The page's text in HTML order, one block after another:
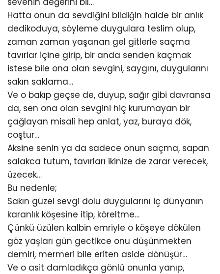
Hatta onun da sevdiğini bildiğin halde bir anlık
dedikoduya, söyleme duygulara teslim olup,
zaman zaman yaşanan gel gitlerle saçma
tavırlar içine girip, bir anda senden kaçmak
istese bile ona olan sevgini, saygını, duygularını
sakın saklama…
Ve o bakıp geçse de, duyup, sağır gibi davransa
da, sen ona olan sevgini hiç kurumayan bir
çağlayan misali hep anlat, yaz, buraya dök,
coştur…
Aksine senin ya da sadece onun saçma, sapan
salakca tutum, tavırları ikinize de zarar verecek,
üzecek…
Bu nedenle;
Sakın güzel sevgi dolu duygularını iç dünyanın
karanlık köşesine itip, köreltme…
Çünkü üzülen kalbin emriyle o köşeye dökülen
göz yaşları gün gectikce onu düşünmekten
demiri, mermeri bile eriten aside dönüşür…
Ve o asit damladıkça gönlü onunla yanıp,